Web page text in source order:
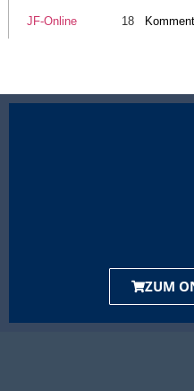
JF-Online 18
ZUM